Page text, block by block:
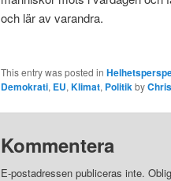
och lär av varandra.
This entry was posted in
Demokrati, EU, Klimat, Politikby
Kommentera
E-postadressen publiceras inte.